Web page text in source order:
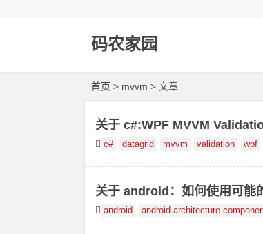
码农家园
首页 > mvvm > 文章
关于 c#:WPF MVVM
c# datagrid mvvm validation wpf
关于 android：如何使用可
android android-architecture-